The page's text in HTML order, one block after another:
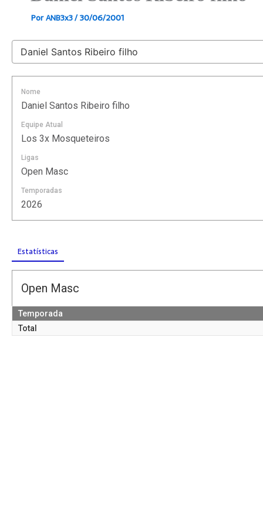
PorANB3x3/30/06/2001
Nome
Daniel Santos Ribeiro filho
Equipe Atual
Los 3x Mosqueteiros
Ligas
Open Masc
Temporadas
2026
Estatísticas
Open Masc
Temporada
Total